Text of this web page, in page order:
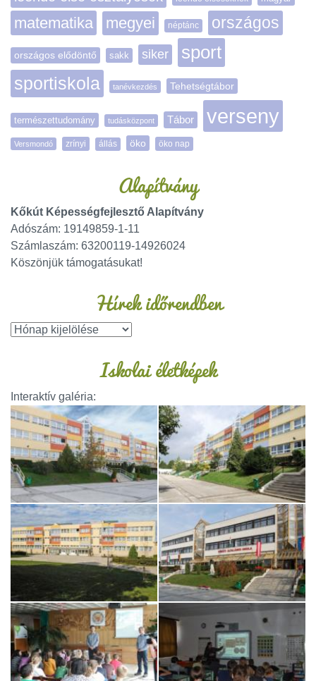
matematika megyei néptánc országos
országos elődöntő sakk siker sport
sportiskola tanévkezdés Tehetségtábor
természettudomány tudásközpont Tábor verseny
Versmondó zrínyi állás öko öko nap
Alapítvány
Kőkút Képességfejlesztő Alapítvány
Adószám: 19149859-1-11
Számlaszám: 63200119-14926024
Köszönjük támogatásukat!
Hírek időrendben
Iskolai életképek
Interaktív galéria: